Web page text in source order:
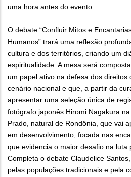
uma hora antes do evento.
O debate “Confluir Mitos e
Humanos” trará uma reflexão
cultura e dos territórios, criando um
espiritualidade. A mesa será
um papel ativo na defesa dos direitos
cenário nacional e que, a partir da
apresentar uma seleção única de
fotógrafo japonês Hiromi Nagakura
Prado, natural de Rondônia, que vai
em desenvolvimento, focada nas
que evidencia o maior desafio na luta
Completa o debate Claudelice
pelas populações tradicionais e pela